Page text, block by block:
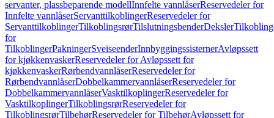
servanter, plassbeparende modellInnfelte vannlåserReservedeler for
Innfelte vannlåserServanttilkoblingerReservedeler for
ServanttilkoblingerTilkoblingsrørTilslutningsbenderDeksler
for
TilkoblingerPakningerSveiseenderInnbyggingssisternerAvløpssett
for kjøkkenvaskerReservedeler for Avløpssett for
kjøkkenvaskerRørbendvannlåserReservedeler for
RørbendvannlåserDobbelkammervannlåserReservedeler for
DobbelkammervannlåserVasktilkoplingerReservedeler for
VasktilkoplingerTilkoblingsrørReservedeler for
TilkoblingsrørTilbehørReservedeler for TilbehørAvløpssett for